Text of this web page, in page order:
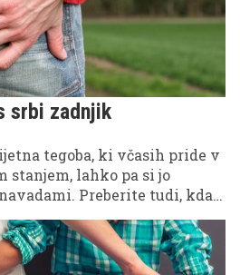
srbi zadnjik
tegoba, ki včasih pride v
stanjem, lahko pa si jo
Preberite tudi, kdaj